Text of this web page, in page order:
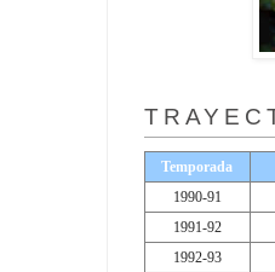
Temporada
1990-91
1991-92
1992-93